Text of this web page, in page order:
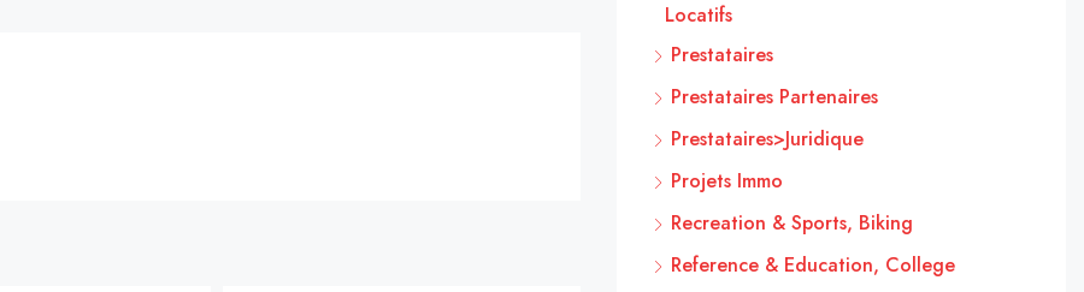
Locatifs
Prestataires
Prestataires Partenaires
Prestataires>Juridique
Projets Immo
Recreation & Sports, Biking
Reference & Education, College